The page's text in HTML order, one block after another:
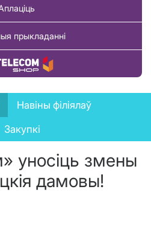
прыкладанні
тавар
Навіны філіялаў
Закупкі
уносіць змены
дамовы!